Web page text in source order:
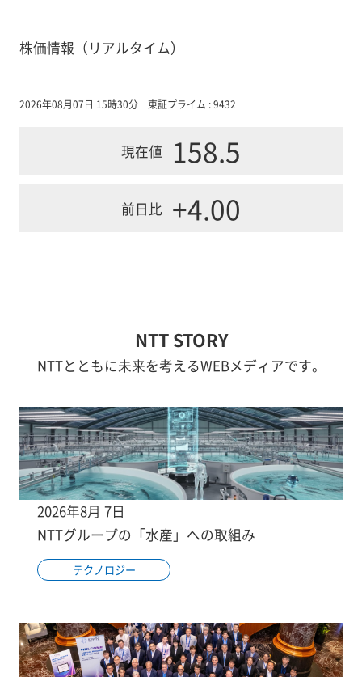
株価情報（リアルタイム）
2026年08月07日 15時30分 東証プライム : 9432
現在値 158.5
前日比 +4.00
NTT STORY
NTTとともに未来を考えるWEBメディアです。
2026年8月 7日
NTTグループの「水産」への取組み
テクノロジー